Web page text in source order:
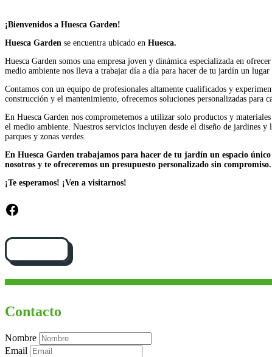
¡Bienvenidos a Huesca Garden!
Huesca Garden se encuentra ubicado en Huesca.
Huesca Garden somos una empresa joven y dinámica especializada en
medio ambiente nos lleva a trabajar día a día para hacer de tu jardín un lugar
Contamos con un equipo de profesionales altamente cualificados y
construcción y el mantenimiento, ofrecemos soluciones personalizadas para
En Huesca Garden nos comprometemos a utilizar solo productos y
el medio ambiente. Nuestros servicios incluyen desde el diseño de jardines
parques y zonas verdes.
En Huesca Garden trabajamos para hacer de tu jardín un espacio
nosotros y te ofreceremos un presupuesto personalizado sin compromiso.
¡Te esperamos! ¡Ven a visitarnos!
Facebook
Contacto
Nombre
Email